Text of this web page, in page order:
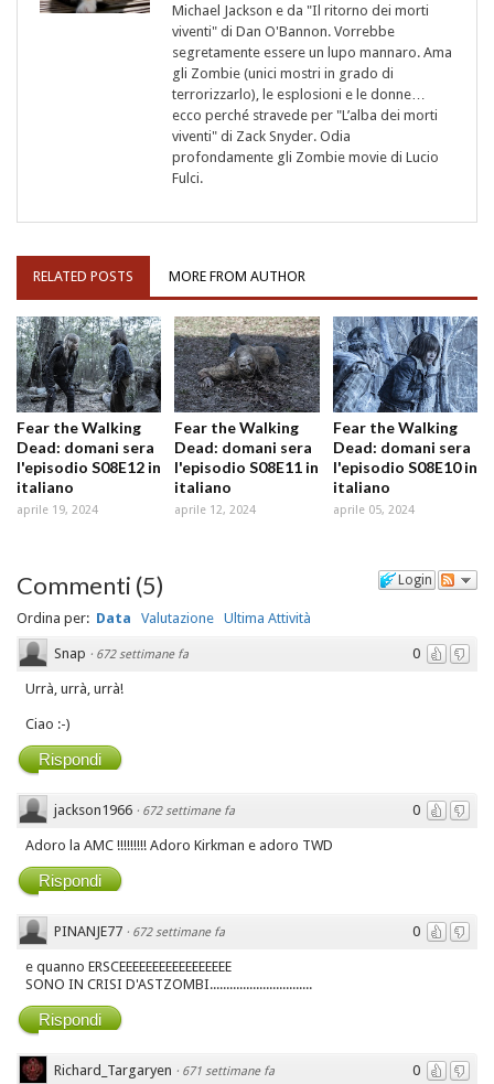
Michael Jackson e da "Il ritorno dei morti
viventi" di Dan O'Bannon. Vorrebbe
segretamente essere un lupo mannaro. Ama
gli Zombie (unici mostri in grado di
terrorizzarlo), le esplosioni e le donne…
ecco perché stravede per "L’alba dei morti
viventi" di Zack Snyder. Odia
profondamente gli Zombie movie di Lucio
Fulci.
RELATED POSTS MORE FROM AUTHOR
Fear the Walking
Dead: domani sera
l'episodio S08E12 in
italiano
aprile 19, 2024
Fear the Walking
Dead: domani sera
l'episodio S08E11 in
italiano
aprile 12, 2024
Fear the Walking
Dead: domani sera
l'episodio S08E10 in
italiano
aprile 05, 2024
Login
Commenti (5)
Ordina per: Data Valutazione Ultima Attività
0
Snap · 672 settimane fa
Urrà, urrà, urrà!
Ciao :-)
Rispondi
0
jackson1966 · 672 settimane fa
Adoro la AMC !!!!!!!!! Adoro Kirkman e adoro TWD
Rispondi
0
PINANJE77 · 672 settimane fa
e quanno ERSCEEEEEEEEEEEEEEEEE
SONO IN CRISI D'ASTZOMBI...............................
Rispondi
0
Richard_Targaryen · 671 settimane fa